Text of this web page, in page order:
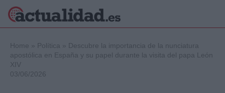
Home » Política » Descubre la importancia de la nunciatura
apostólica en España y su papel durante la visita del papa León
XIV
03/06/2026